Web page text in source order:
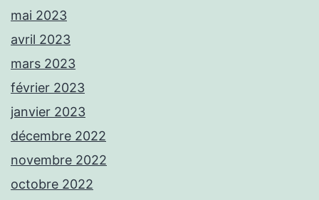
mai 2023
avril 2023
mars 2023
février 2023
janvier 2023
décembre 2022
novembre 2022
octobre 2022